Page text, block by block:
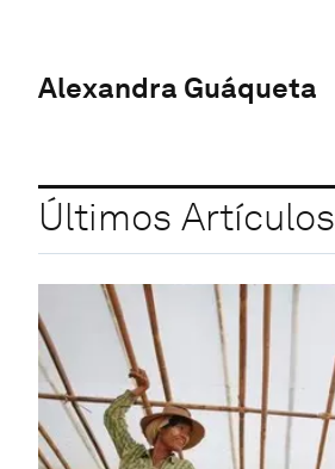
Alexandra Guáqueta
Últimos Artículos